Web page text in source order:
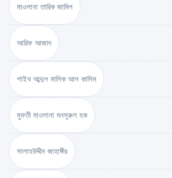
মাওলানা তারিক জামিল
আরিফ আজাদ
শাইখ আব্দুল মালিক আল কাসিম
মুফতী মাওলানা মনসূরুল হক
সালাহউদ্দীন জাহাঙ্গীর